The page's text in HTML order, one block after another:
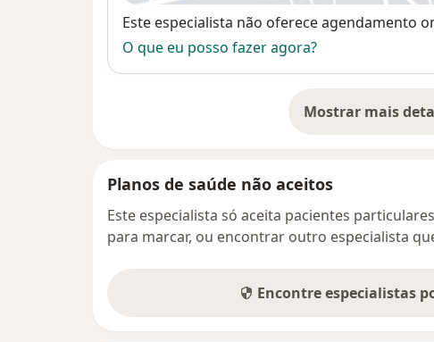
Disponibilidade
Este especialista não oferece agendamento
O que eu posso fazer agora?
Mostrar maissobre
Planos de saúde não aceitos
Este especialista só aceita pacientes
para marcar, ou encontrar outro especialista
Encontre especialistas